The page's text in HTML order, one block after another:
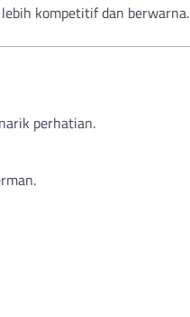
kompetitif dan berwarna.
perhatian.